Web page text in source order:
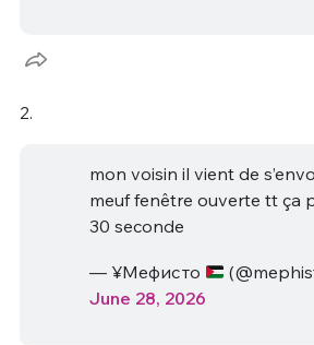
2.
mon voisin il vient de
meuf fenêtre ouverte tt ça
30 seconde
— ¥Мефисто
June 28, 2026